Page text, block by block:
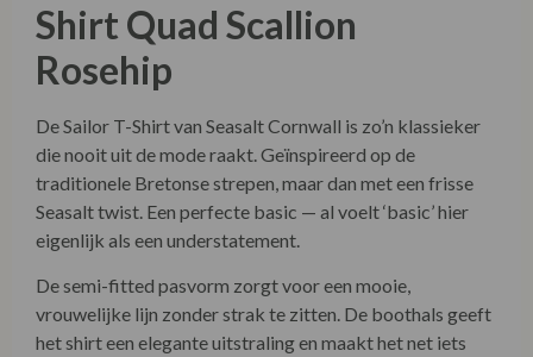
Shirt Quad Scallion
Rosehip
De Sailor T-Shirt van Seasalt Cornwall is zo’n klassieker
die nooit uit de mode raakt. Geïnspireerd op de
traditionele Bretonse strepen, maar dan met een frisse
Seasalt twist. Een perfecte basic — al voelt ‘basic’ hier
eigenlijk als een understatement.
De semi-fitted pasvorm zorgt voor een mooie,
vrouwelijke lijn zonder strak te zitten. De boothals geeft
het shirt een elegante uitstraling en maakt het net iets